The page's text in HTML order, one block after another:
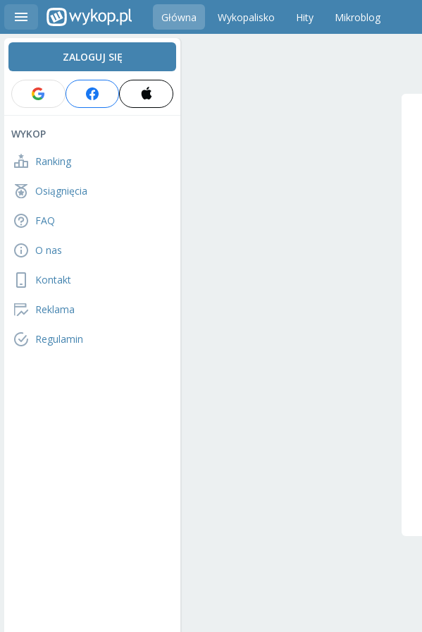
Główna Wykopalisko Hity Mikroblog
ZALOGUJ SIĘ
WYKOP
Ranking
Osiągnięcia
FAQ
O nas
Kontakt
Reklama
Regulamin